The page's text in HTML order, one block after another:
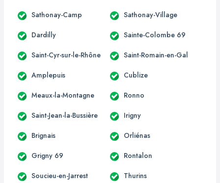
Sathonay-Camp Sathonay-Village
Dardilly Sainte-Colombe 69
Saint-Cyr-sur-le-Rhône Saint-Romain-en-Gal
Amplepuis Cublize
Meaux-la-Montagne Ronno
Saint-Jean-la-Bussière Irigny
Brignais Orliénas
Grigny 69 Rontalon
Soucieu-en-Jarrest Thurins